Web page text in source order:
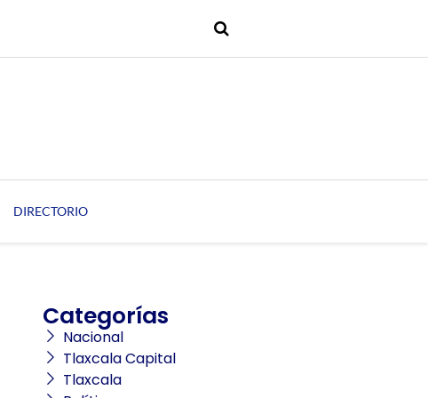
DIRECTORIO
Categorías
Nacional
Tlaxcala Capital
Tlaxcala